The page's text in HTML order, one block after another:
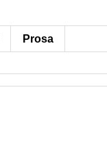
Prosa